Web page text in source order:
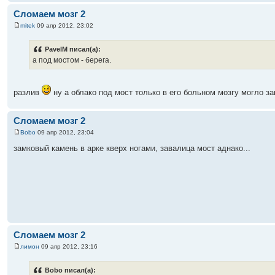
Сломаем мозг 2
mitek 09 апр 2012, 23:02
PavelM писал(а):
а под мостом - берега.
разлив ну а облако под мост только в его больном мозгу могло
Сломаем мозг 2
Bobo 09 апр 2012, 23:04
замковый камень в арке кверх ногами, завалица мост аднако...
Сломаем мозг 2
лимон 09 апр 2012, 23:16
Bobo писал(а):